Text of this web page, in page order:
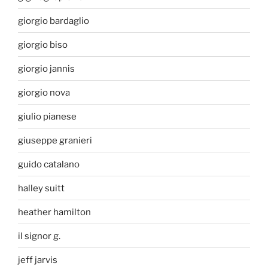
giorgio bardaglio
giorgio biso
giorgio jannis
giorgio nova
giulio pianese
giuseppe granieri
guido catalano
halley suitt
heather hamilton
il signor g.
jeff jarvis